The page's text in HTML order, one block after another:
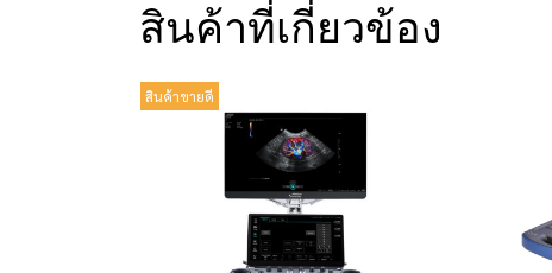
สินค้าที่เกี่ยวข้อง
สินค้าขายดี